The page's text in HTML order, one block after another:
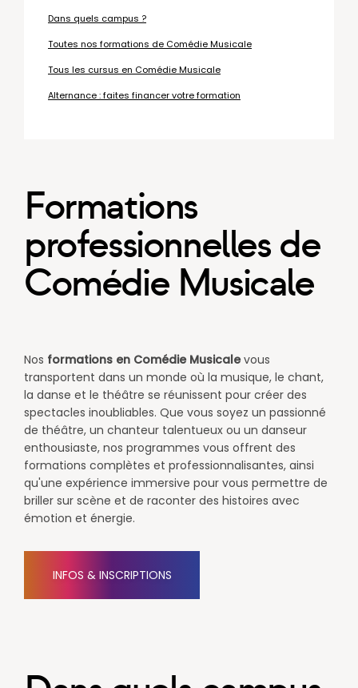
Dans quels campus ?
Toutes nos formations de Comédie Musicale
Tous les cursus en Comédie Musicale
Alternance : faites financer votre formation
Formations
professionnelles de
Comédie Musicale
Nos formations en Comédie Musicalevous
transportent dans un monde où la musique, le chant,
la danse et le théâtre se réunissent pour créer des
spectacles inoubliables. Que vous soyez un passionné
de théâtre, un chanteur talentueux ou un danseur
enthousiaste, nos programmes vous offrent des
formations complètes et professionnalisantes, ainsi
qu'une expérience immersive pour vous permettre de
briller sur scène et de raconter des histoires avec
émotion et énergie.​
INFOS & INSCRIPTIONS